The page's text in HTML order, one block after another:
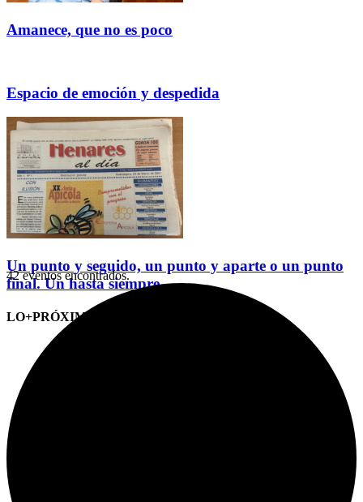
Amanece, que no es poco
Espacio de emoción y despedida
Un punto y seguido, un punto y aparte o un punto
final. Un hasta siempre
LO+PRÓXIMO (CITAS)
42 eventos encontrados.